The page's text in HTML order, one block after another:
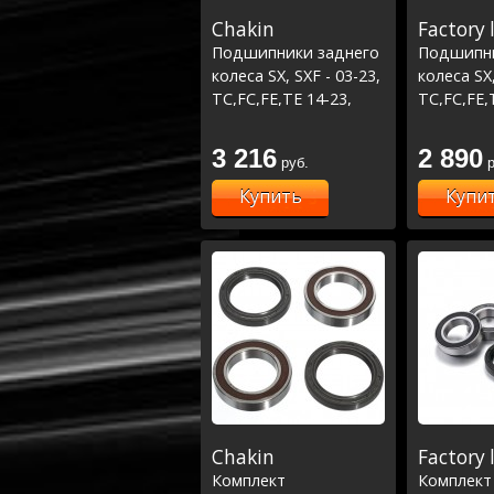
Chakin
Подшипники заднего
колеса SX, SXF - 03-23,
TC,FC,FE,TE 14-23,
Racing Line
3 216 руб.
Купить
Factory
колеса
(25-1273)
2 890
Chakin
Комплект
Factory
Комплект